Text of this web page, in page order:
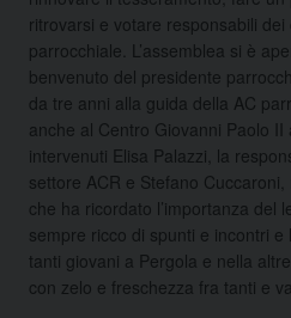
ritrovarsi e votare responsabili
parrocchiale. L’assemblea si è
benvenuto del presidente
da tre anni alla guida della AC
anche al Centro Giovanni Paolo
intervenuti Elisa Palazzi, la
settore ACR e Stefano Cuccaroni,
che ha ricordato l’importanza del
sempre ricco di spunti e incontri
tanti giovani a Pergola e nella
con zelo e freschezza fra tanti e